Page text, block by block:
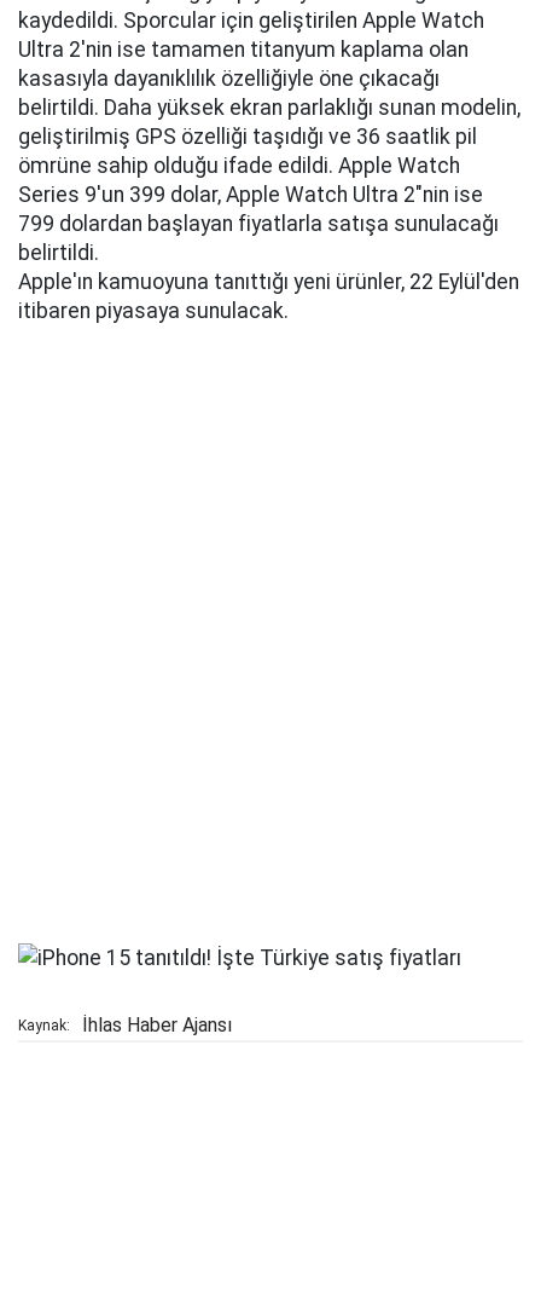
kaydedildi. Sporcular için geliştirilen Apple Watch
Ultra 2'nin ise tamamen titanyum kaplama olan
kasasıyla dayanıklılık özelliğiyle öne çıkacağı
belirtildi. Daha yüksek ekran parlaklığı sunan modelin,
geliştirilmiş GPS özelliği taşıdığı ve 36 saatlik pil
ömrüne sahip olduğu ifade edildi. Apple Watch
Series 9'un 399 dolar, Apple Watch Ultra 2"nin ise
799 dolardan başlayan fiyatlarla satışa sunulacağı
belirtildi.
Apple'ın kamuoyuna tanıttığı yeni ürünler, 22 Eylül'den
itibaren piyasaya sunulacak.
Kaynak: İhlas Haber Ajansı